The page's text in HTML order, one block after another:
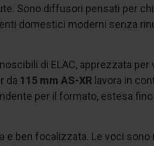
Sono diffusori pensati per
domestici moderni senza
di ELAC, apprezzata
da 115 mm AS-XR lavora in
per il formato, estesa fino
e ben focalizzata. Le voci